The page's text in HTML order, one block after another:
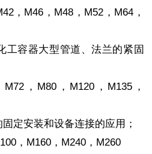
M46，M48，M52，M64，
容器大型管道、法兰的紧固
，M80，M120，M135，
安装和设备连接的应用；
，M160，M240，M260